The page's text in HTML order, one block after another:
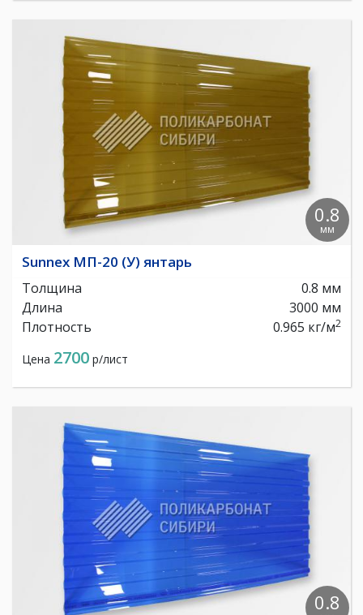
0.8
мм
Sunnex МП-20 (У) янтарь
Толщина
0.8 мм
Длина
3000 мм
Плотность
0.965 кг/м2
Цена 2700 р/лист
0.8